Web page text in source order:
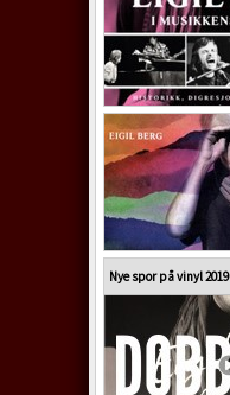
Nye spor på vinyl 2019